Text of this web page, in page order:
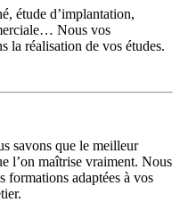
étude d’implantation,
Nous vos
la réalisation de vos études.
savons que le meilleur
l’on maîtrise vraiment. Nous
formations adaptées à vos